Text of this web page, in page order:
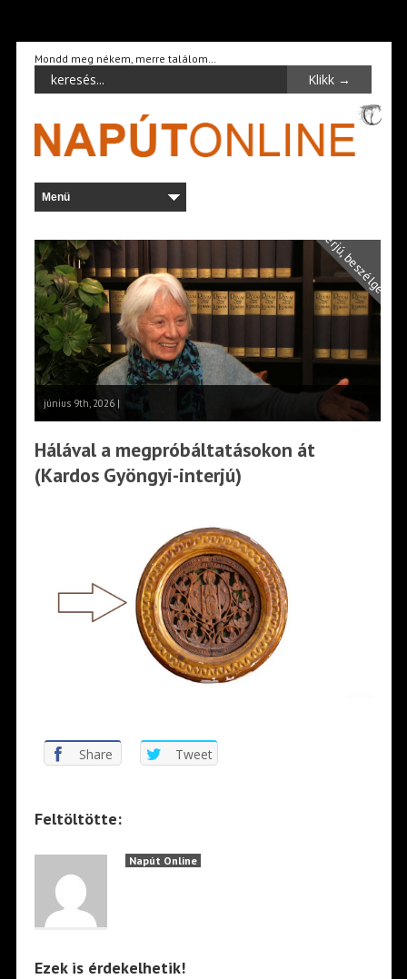
Mondd meg nékem, merre találom…
Interjú, beszélgetés
június 9th, 2026 |
Hálával a megpróbáltatásokon át
(Kardos Gyöngyi-interjú)
Share Tweet
Feltöltötte:
Napút Online
Ezek is érdekelhetik!